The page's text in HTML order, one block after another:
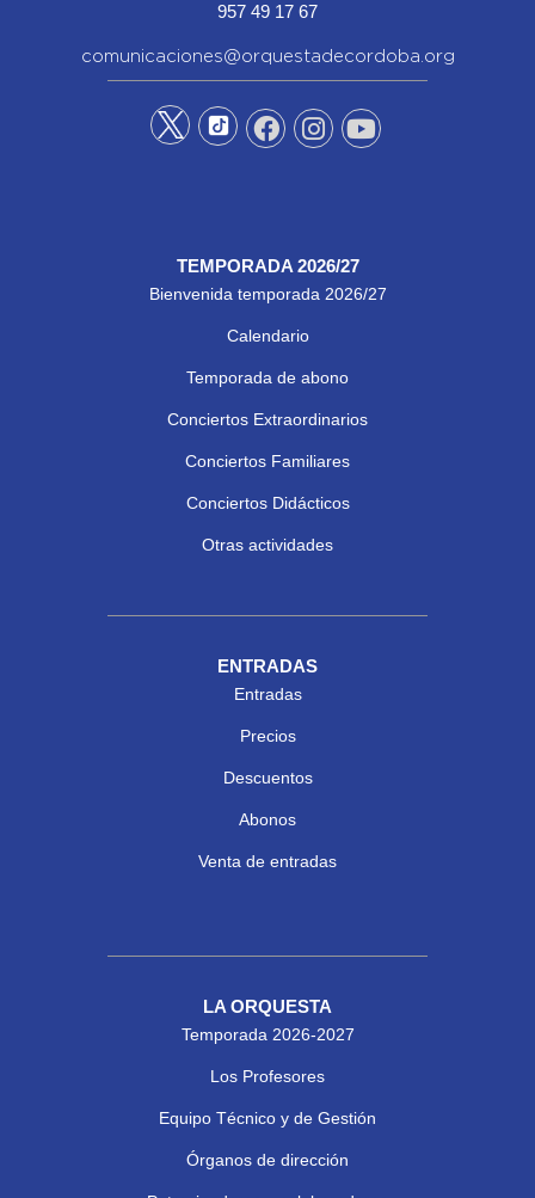
957 49 17 67
comunicaciones@orquestadecordoba.org
TEMPORADA 2026/27
Bienvenida temporada 2026/27
Calendario
Temporada de abono
Conciertos Extraordinarios
Conciertos Familiares
Conciertos Didácticos
Otras actividades
ENTRADAS
Entradas
Precios
Descuentos
Abonos
Venta de entradas
LA ORQUESTA
Temporada 2026-2027
Los Profesores
Equipo Técnico y de Gestión
Órganos de dirección